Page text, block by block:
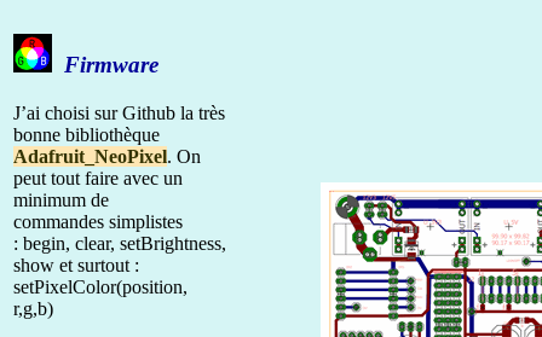
Firmware
J’ai choisi sur Github la très
bonne bibliothèque
Adafruit_NeoPixel. On
peut tout faire avec un
minimum de
commandes simplistes
: begin, clear, setBrightness,
show et surtout :
setPixelColor(position,
r,g,b)